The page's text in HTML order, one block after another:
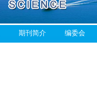
期刊简介 编委会